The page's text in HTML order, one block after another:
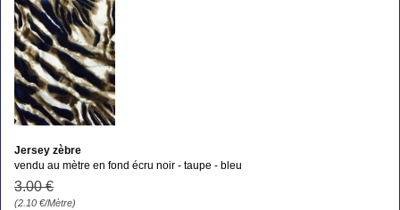
Jersey zèbre
vendu au mètre en fond écru noir - taupe - bleu
3.00 €
(2.10 €/Mètre)